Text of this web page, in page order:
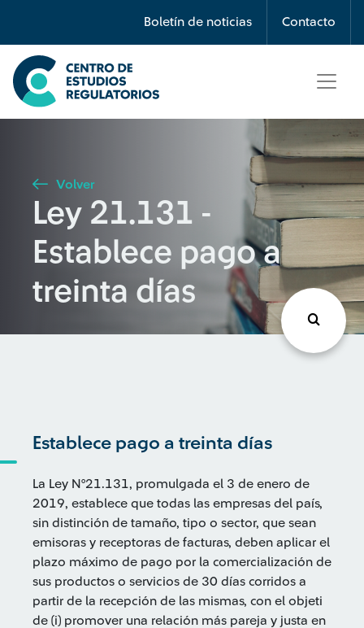
Boletín de noticias Contacto
Búsqueda
Seleccione país
Buscar
Volver
Ley 21.131 -
Establece pago a
treinta días
Establece pago a treinta días
La Ley N°21.131, promulgada el 3 de enero de
2019, establece que todas las empresas del país,
sin distinción de tamaño, tipo o sector, que sean
emisoras y receptoras de facturas, deben aplicar el
plazo máximo de pago por la comercialización de
sus productos o servicios de 30 días corridos a
partir de la recepción de las mismas, con el objeti
de (i) promover una relación más pareja y justa en